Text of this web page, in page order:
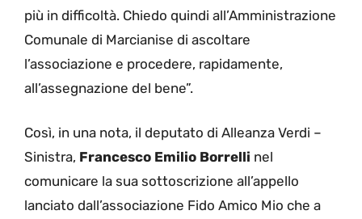
più in difficoltà. Chiedo quindi all’Amministrazione
Comunale di Marcianise di ascoltare
l’associazione e procedere, rapidamente,
all’assegnazione del bene”.
Così, in una nota, il deputato di Alleanza Verdi –
Sinistra, Francesco Emilio Borrelli nel
comunicare la sua sottoscrizione all’appello
lanciato dall’associazione Fido Amico Mio che a